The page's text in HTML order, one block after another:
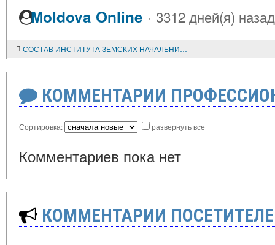
Moldova Online · 3312 дней(я) назад
СОСТАВ ИНСТИТУТА ЗЕМСКИХ НАЧАЛЬНИКОВ
КОММЕНТАРИИ
Сортировка: развернуть все
Комментариев пока нет
КОММЕНТАРИИ